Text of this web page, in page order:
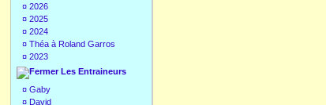
¤ 2026
¤ 2025
¤ 2024
¤ Théa à Roland Garros
¤ 2023
Les Entraineurs
¤ Gaby
¤ David